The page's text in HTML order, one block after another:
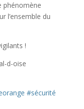
phénomène
l’ensemble du
!
d-oise
#sécurité